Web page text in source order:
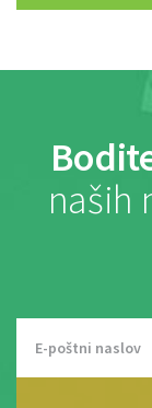
naših